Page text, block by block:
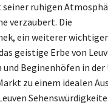
ruhigen
verzaubert. Die
ein weiterer
geistige Erbe von
Beginenhöfen in der
zu einem idealen